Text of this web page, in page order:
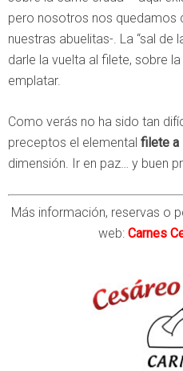
pero nosotros nos quedamos
nuestras abuelitas-. La “sal de
darle la vuelta al filete, sobre
emplatar.
Como verás no ha sido tan
preceptos el elemental filete a
dimensión. Ir en paz… y buen
Más información, reservas o
web: Carnes